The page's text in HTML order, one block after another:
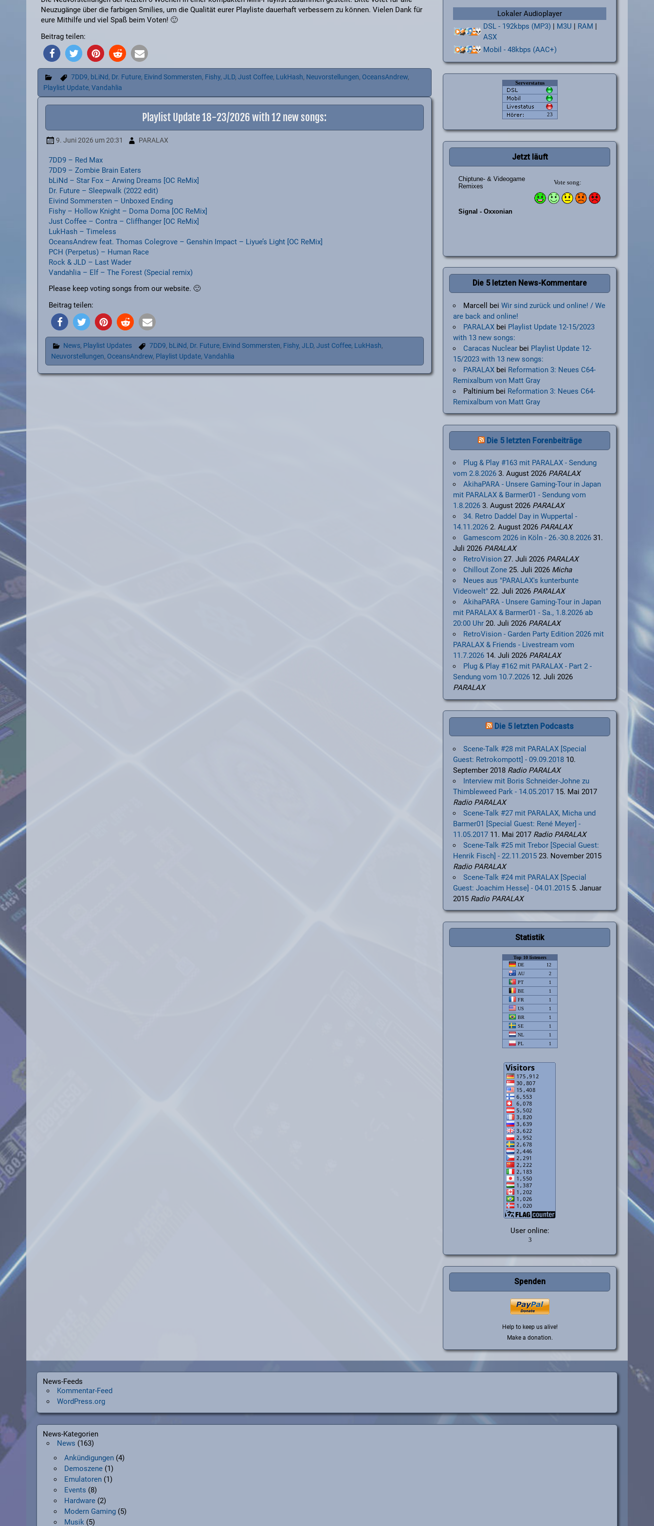
Neuzugänge über die farbigen Smilies, um die Qualität eurer Playliste dauerhaft verbessern zu können. Vielen Dank für
eure Mithilfe und viel Spaß beim Voten! 🙂
Beitrag teilen:
7DD9, bLiNd, Dr. Future, Eivind Sommersten, Fishy,JLD,Just Coffee, LukHash, Neuvorstellungen, OceansAndrew,
Playlist Update,Vandahlia
Playlist Update 18-23/2026 with 12 new songs:
9. Juni 2026 um 20:31 PARALAX
7DD9 – Red Max
7DD9 – Zombie Brain Eaters
bLiNd – Star Fox – Arwing Dreams [OC ReMix]
Dr. Future – Sleepwalk (2022 edit)
Eivind Sommersten – Unboxed Ending
Fishy – Hollow Knight – Doma Doma [OC ReMix]
Just Coffee – Contra – Cliffhanger [OC ReMix]
LukHash – Timeless
OceansAndrew feat. Thomas Colegrove – Genshin Impact – Liyue’s Light [OC ReMix]
PCH (Perpetus) – Human Race
Rock & JLD – Last Wader
Vandahlia – Elf – The Forest (Special remix)
Please keep voting songs from our website. 🙂
Beitrag teilen:
News, Playlist Updates 7DD9, bLiNd, Dr. Future, Eivind Sommersten, Fishy, JLD, Just Coffee, LukHash,
Neuvorstellungen, OceansAndrew, Playlist Update,Vandahlia
Lokaler Audioplayer
DSL - 192kbps (MP3) | M3U | RAM |
ASX
Mobil - 48kbps (AAC+)
Jetzt läuft
Die 5 letzten News-Kommentare
Marcell beiWir sind zurück und online! / We
are back and online!
PARALAX bei Playlist Update 12-15/2023
with 13 new songs:
Caracas Nuclear bei Playlist Update 12-
15/2023 with 13 new songs:
PARALAX bei Reformation 3: Neues C64-
Remixalbum von Matt Gray
Paltinium bei Reformation 3: Neues C64-
Remixalbum von Matt Gray
Die 5 letzten Forenbeiträge
Plug & Play #163 mit PARALAX - Sendung
vom 2.8.2026 3. August 2026 PARALAX
AkihaPARA - Unsere Gaming-Tour in Japan
mit PARALAX & Barmer01 - Sendung vom
1.8.2026 3. August 2026 PARALAX
34. Retro Daddel Day in Wuppertal -
14.11.2026 2. August 2026 PARALAX
Gamescom 2026 in Köln - 26.-30.8.2026 31.
Juli 2026 PARALAX
RetroVision 27. Juli 2026 PARALAX
Chillout Zone 25. Juli 2026 Micha
Neues aus "PARALAX's kunterbunte
Videowelt" 22. Juli 2026 PARALAX
AkihaPARA - Unsere Gaming-Tour in Japan
mit PARALAX & Barmer01 - Sa., 1.8.2026 ab
20:00 Uhr 20. Juli 2026 PARALAX
RetroVision - Garden Party Edition 2026 mit
PARALAX & Friends - Livestream vom
11.7.2026 14. Juli 2026 PARALAX
Plug & Play #162 mit PARALAX - Part 2 -
Sendung vom 10.7.2026 12. Juli 2026
PARALAX
Die 5 letzten Podcasts
Scene-Talk #28 mit PARALAX [Special
Guest: Retrokompott] - 09.09.2018 10.
September 2018 Radio PARALAX
Interview mit Boris Schneider-Johne zu
Thimbleweed Park - 14.05.2017 15. Mai 2017
Radio PARALAX
Scene-Talk #27 mit PARALAX, Micha und
Barmer01 [Special Guest: René Meyer] -
11.05.2017 11. Mai 2017 Radio PARALAX
Scene-Talk #25 mit Trebor [Special Guest:
Henrik Fisch] - 22.11.2015 23. November 2015
Radio PARALAX
Scene-Talk #24 mit PARALAX [Special
Guest: Joachim Hesse] - 04.01.2015 5. Januar
2015 Radio PARALAX
Statistik
User online:
Spenden
Help to keep us alive!
Make a donation.
News-Feeds
Kommentar-Feed
WordPress.org
News-Kategorien
News (163)
Ankündigungen (4)
Demoszene (1)
Emulatoren (1)
Events (8)
Hardware (2)
Modern Gaming (5)
Musik (5)